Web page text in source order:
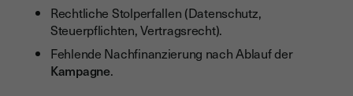
Rechtliche Stolperfallen (Datenschutz,
Steuerpflichten, Vertragsrecht).
Fehlende Nachfinanzierung nach Ablauf der
Kampagne.